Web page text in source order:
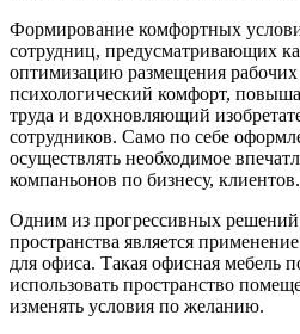
Формирование комфортных
сотрудниц, предусматривающих
оптимизацию размещения рабочих
психологический комфорт,
труда и вдохновляющий
сотрудников. Само по себе
осуществлять необходимое
компаньонов по бизнесу, клиентов.
Одним из прогрессивных
пространства является
для офиса. Такая офисная мебель
использовать пространство
изменять условия по желанию.